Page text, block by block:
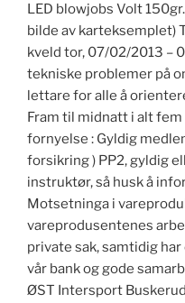
LED blowjobs Volt
bilde av karteksemplet)
kveld tor, 07/02/2013 –
tekniske problemer på
lettare for alle å
Fram til midnatt i alt
fornyelse : Gyldig
forsikring ) PP2, gyldig
instruktør, så husk å
Motsetninga i
vareprodusentenes
private sak, samtidig
vår bank og gode
ØST Intersport